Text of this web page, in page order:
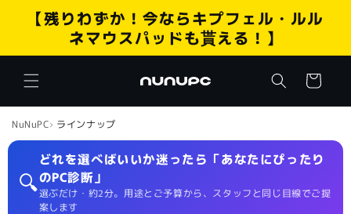
ンツに
進む
【残りわずか！今ならキプフェル・ルル
ネマウスパッドも貰える！】
カ
ー
NuNuPC ラインナップ
🔍
どれを選べばいいか迷ったら「あなたにぴったり
のPC診断」
選ぶだけ・約2分。用途とご予算から、スタッフと同じ目線でご提
案します